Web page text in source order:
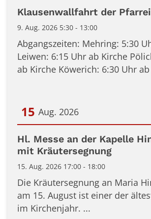
Datum: 9. August 2026
Klausenwallfahrt der Pfarrei
9. Aug. 2026 5:30 - 13:00
Abgangszeiten: Mehring: 5:30
Leiwen: 6:15 Uhr ab Kirche
ab Kirche Köwerich: 6:30 Uhr ab
15 Aug. 2026
Datum: 15. August 2026
Hl. Messe an der Kapelle
mit Kräutersegnung
15. Aug. 2026 17:00 - 18:00
Die Kräutersegnung an Maria
am 15. August ist einer der
im Kirchenjahr. ...